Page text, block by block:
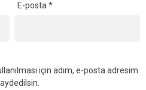
E-posta*
için adım, e-posta adresim